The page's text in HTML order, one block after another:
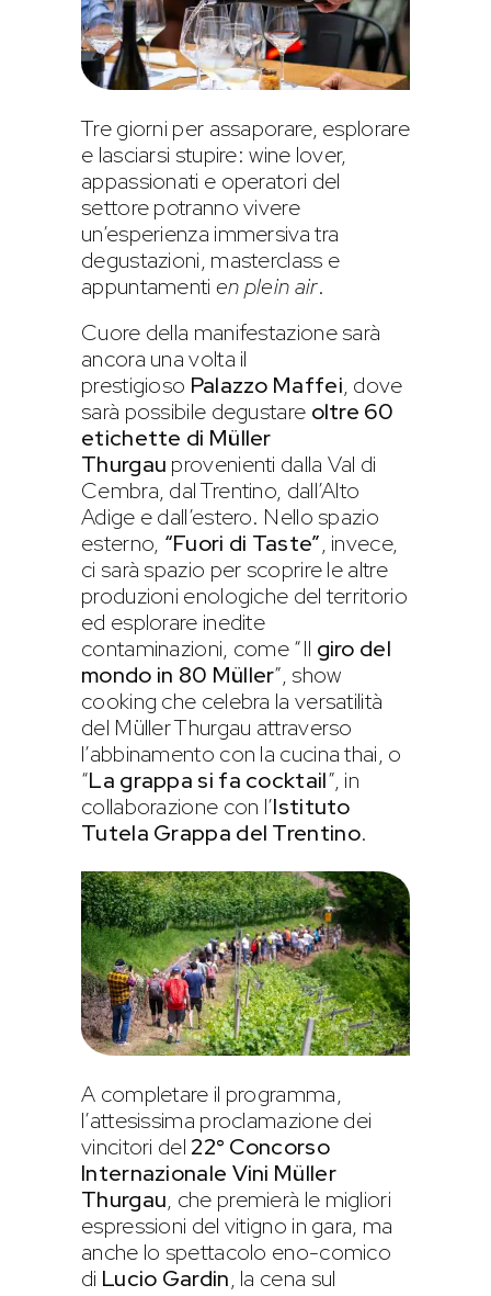
Tre giorni per assaporare, esplorare
e lasciarsi stupire: wine lover,
appassionati e operatori del
settore potranno vivere
un’esperienza immersiva tra
degustazioni, masterclass e
appuntamenti en plein air.
Cuore della manifestazione sarà
ancora una volta il
prestigioso Palazzo Maffei, dove
sarà possibile degustare oltre 60
etichette di Müller
Thurgau provenienti dalla Val di
Cembra, dal Trentino, dall’Alto
Adige e dall’estero. Nello spazio
esterno, “Fuori di Taste”, invece,
ci sarà spazio per scoprire le altre
produzioni enologiche del territorio
ed esplorare inedite
contaminazioni, come “Il giro del
mondo in 80 Müller”, show
cooking che celebra la versatilità
del Müller Thurgau attraverso
l’abbinamento con la cucina thai, o
“La grappa si fa cocktail”, in
collaborazione con l’Istituto
Tutela Grappa del Trentino.
A completare il programma,
l’attesissima proclamazione dei
vincitori del 22° Concorso
Internazionale Vini Müller
Thurgau, che premierà le migliori
espressioni del vitigno in gara, ma
anche lo spettacolo eno-comico
di Lucio Gardin, la cena sul